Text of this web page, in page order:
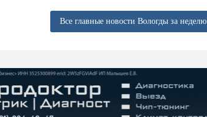
Все главные новости Вологды за неделю